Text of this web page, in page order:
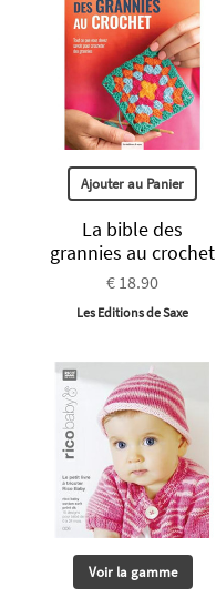
Ajouter au Panier
La bible des
grannies au crochet
€ 18.90
Les Editions de Saxe
Voir la gamme